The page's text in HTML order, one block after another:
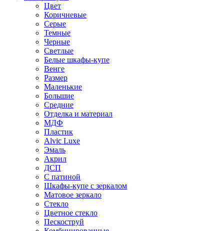
Цвет
Коричневые
Серые
Темные
Черные
Светлые
Белые шкафы-купе
Венге
Размер
Маленькие
Большие
Средние
Отделка и материал
МДФ
Пластик
Alvic Luxe
Эмаль
Акрил
ДСП
С патиной
Шкафы-купе с зеркалом
Матовое зеркало
Стекло
Цветное стекло
Пескоструй